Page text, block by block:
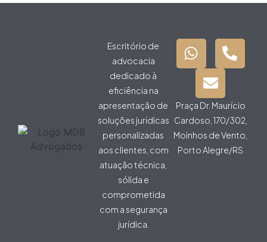
Escritório de
advocacia
dedicado à
eficiência na
apresentação de
soluções jurídicas
personalizadas
aos clientes, com
atuação técnica,
sólida e
comprometida
com a segurança
jurídica.
Praça Dr. Maurício
Cardoso, 170/302,
Moinhos de Vento,
Porto Alegre/RS